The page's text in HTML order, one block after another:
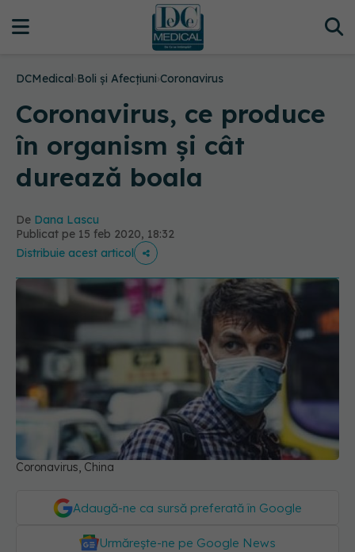
DCMedical›Boli și Afecțiuni›Coronavirus
Coronavirus, ce produce
în organism și cât
durează boala
De Dana Lascu
Publicat pe 15 feb 2020, 18:32
Distribuie acest articol
Coronavirus, China
Adaugă-ne ca sursă preferată în Google
Urmărește-ne pe Google News